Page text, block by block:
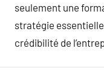
seulement une
stratégie
crédibilité de